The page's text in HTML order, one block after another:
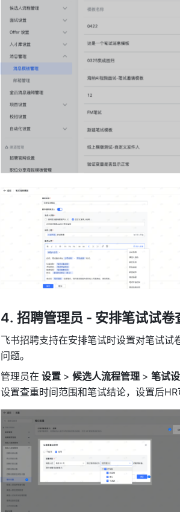
招聘管理员 - 安排笔试试卷
飞书招聘支持在安排笔试时设置对笔试
问题。
管理员在 设置 > 候选人流程管理 > 笔试
设置查重时间范围和笔试结论，设置后